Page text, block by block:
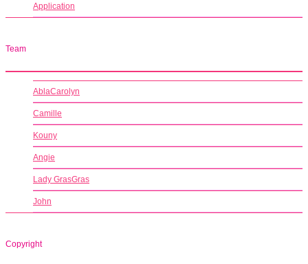
Application
Team
AblaCarolyn
Camille
Kouny
Angie
Lady GrasGras
John
Copyright